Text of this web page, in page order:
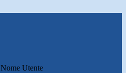
Nome Utente